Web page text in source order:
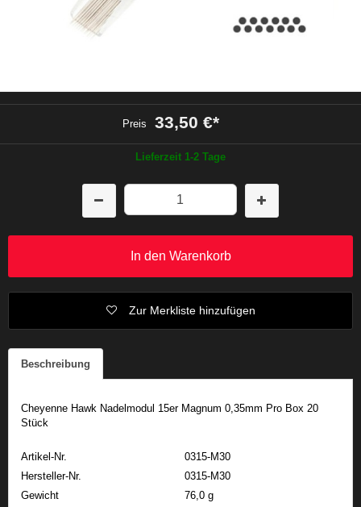
Preis 33,50 €*
Lieferzeit 1-2 Tage
In den Warenkorb
Zur Merkliste hinzufügen
Beschreibung
Cheyenne Hawk Nadelmodul 15er Magnum 0,35mm Pro Box 20
Stück
Artikel-Nr.
0315-M30
Hersteller-Nr.
0315-M30
Gewicht
76,0 g